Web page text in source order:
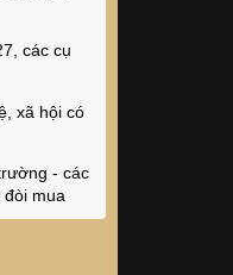
các cụ
xã hội có
- các
đòi mua